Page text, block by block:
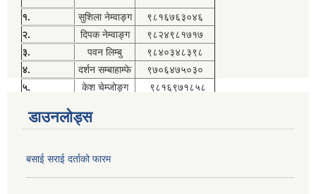
१. सुशिला नेम्वाङ्ग
९८१६७६३०४६
२.
दिपक नेम्वाङ्ग
९८२४९८१७१७
३.
पवन लिम्बु
९८४०३४८३९८
४.
दर्शन सम्बाहाम्फे
९७०६४७५०३०
५.
केश चेम्जोङ्ग ९८१६९७१८५८
डाउनलोड्स
बसाई सराई दर्ताको फारम